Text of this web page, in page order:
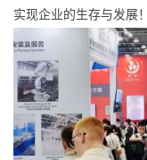
实现企业的生存与发展！